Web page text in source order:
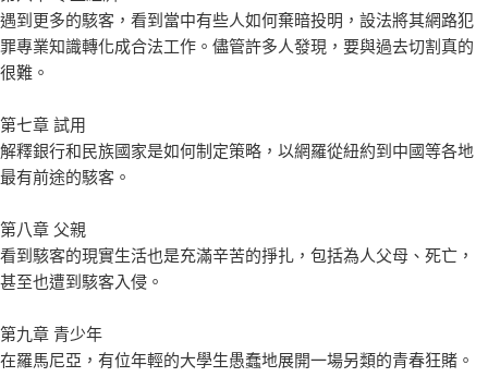
遇到更多的駭客，看到當中有些人如何棄暗投明，設法將其網路犯
罪專業知識轉化成合法工作。儘管許多人發現，要與過去切割真的
很難。
第七章 試用
解釋銀行和民族國家是如何制定策略，以網羅從紐約到中國等各地
最有前途的駭客。
第八章 父親
看到駭客的現實生活也是充滿辛苦的掙扎，包括為人父母、死亡，
甚至也遭到駭客入侵。
第九章 青少年
在羅馬尼亞，有位年輕的大學生愚蠢地展開一場另類的青春狂賭。